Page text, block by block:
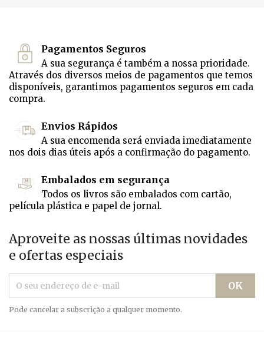
Pagamentos Seguros
A sua segurança é também a nossa prioridade.
Através dos diversos meios de pagamentos que temos
disponíveis, garantimos pagamentos seguros em cada
compra.
Envios Rápidos
A sua encomenda será enviada imediatamente
nos dois dias úteis após a confirmação do pagamento.
Embalados em segurança
Todos os livros são embalados com cartão,
película plástica e papel de jornal.
Aproveite as nossas últimas novidades
e ofertas especiais
Pode cancelar a subscrição a qualquer momento.